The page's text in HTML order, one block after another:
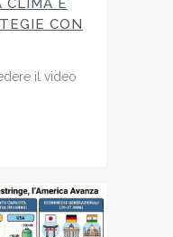
CON
il video